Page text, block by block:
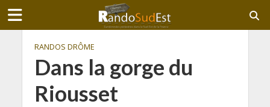
RANDOS DRÔME
Dans la gorge du
Riousset